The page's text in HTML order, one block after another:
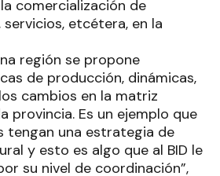
comercialización de
etcétera, en la
región se propone
de producción, dinámicas,
cambios en la matriz
provincia. Es un ejemplo que
tengan una estrategia de
y esto es algo que al BID le
su nivel de coordinación”,